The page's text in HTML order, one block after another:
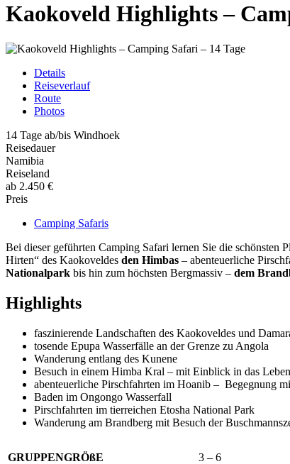
Kaokoveld Highlights –
Details
Reiseverlauf
Route
Photos
14 Tage ab/bis Windhoek
Reisedauer
Namibia
Reiseland
ab 2.450 €
Preis
Camping Safaris
Bei dieser geführten Camping Safari lernen Sie die
Hirten“ des Kaokoveldes den Himbas – abenteuerliche
Nationalpark bis hin zum höchsten Bergmassiv – dem
Highlights
faszinierende Landschaften des Kaokoveldes und
tosende Epupa Wasserfälle an der Grenze zu Angola
Wanderung entlang des Kunene
Besuch in einem Himba Kral – mit Einblick in das
abenteuerliche Pirschfahrten im Hoanib – Begegnung
Baden im Ongongo Wasserfall
Pirschfahrten im tierreichen Etosha National Park
Wanderung am Brandberg mit Besuch der
GRUPPENGRÖßE 3 – 6